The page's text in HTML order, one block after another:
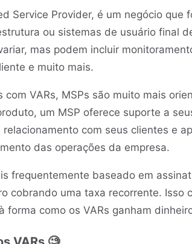
Service Provider, é um negócio que
ou sistemas de usuário final
mas podem incluir
e muito mais.
com VARs, MSPs são muito mais
um MSP oferece suporte a
com seus clientes e
das operações da empresa.
frequentemente baseado em
cobrando uma taxa recorrente. Isso
forma como os VARs ganham